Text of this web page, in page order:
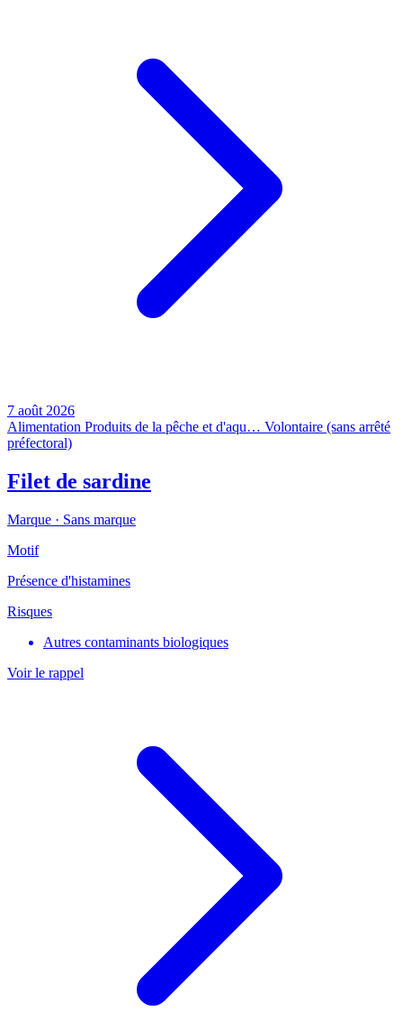
7 août 2026
Alimentation Produits de la pêche et d'aqu… Volontaire (sans arrêté
préfectoral)
Filet de sardine
Marque · Sans marque
Motif
Présence d'histamines
Risques
Autres contaminants biologiques
Voir le rappel